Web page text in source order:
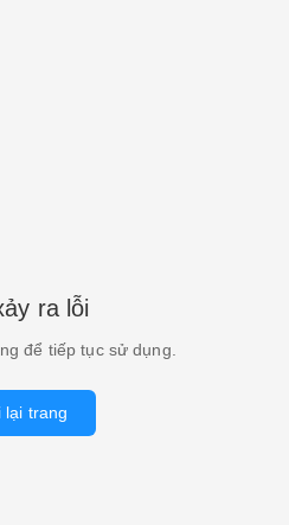
ra lỗi
để tiếp tục sử dụng.
lại trang